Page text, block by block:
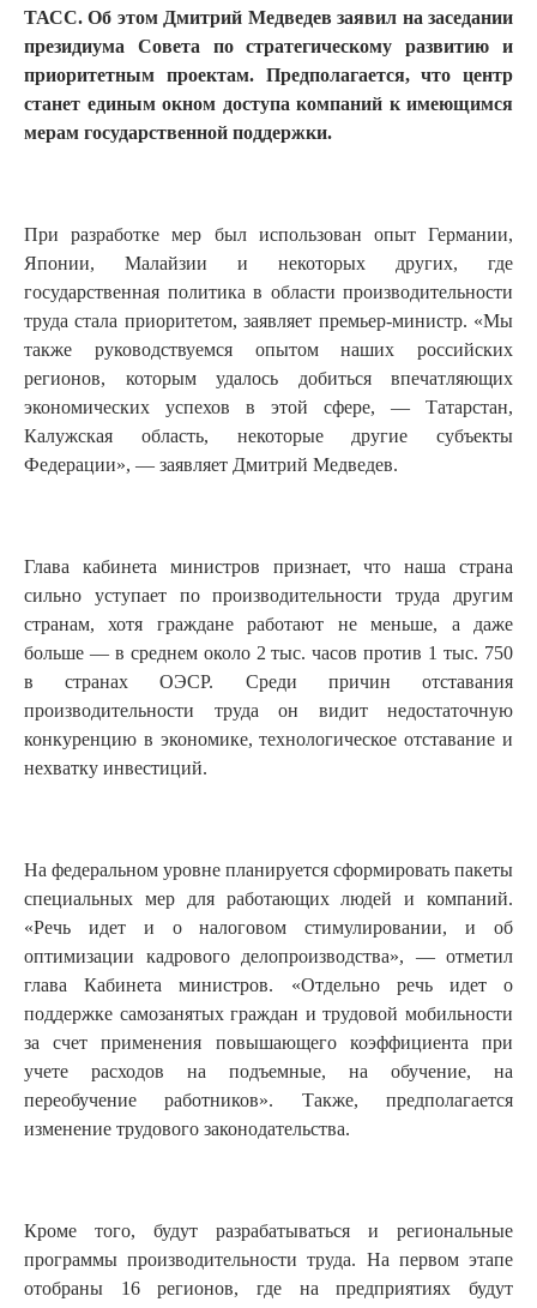
ТАСС. Об этом Дмитрий Медведев заявил на заседании
президиума Совета по стратегическому развитию и
приоритетным проектам. Предполагается, что центр
станет единым окном доступа компаний к имеющимся
мерам государственной поддержки.
При разработке мер был использован опыт Германии,
Японии, Малайзии и некоторых других, где
государственная политика в области производительности
труда стала приоритетом, заявляет премьер-министр. «Мы
также руководствуемся опытом наших российских
регионов, которым удалось добиться впечатляющих
экономических успехов в этой сфере, — Татарстан,
Калужская область, некоторые другие субъекты
Федерации», — заявляет Дмитрий Медведев.
Глава кабинета министров признает, что наша страна
сильно уступает по производительности труда другим
странам, хотя граждане работают не меньше, а даже
больше — в среднем около 2 тыс. часов против 1 тыс. 750
в странах ОЭСР. Среди причин отставания
производительности труда он видит недостаточную
конкуренцию в экономике, технологическое отставание и
нехватку инвестиций.
На федеральном уровне планируется сформировать пакеты
специальных мер для работающих людей и компаний.
«Речь идет и о налоговом стимулировании, и об
оптимизации кадрового делопроизводства», — отметил
глава Кабинета министров. «Отдельно речь идет о
поддержке самозанятых граждан и трудовой мобильности
за счет применения повышающего коэффициента при
учете расходов на подъемные, на обучение, на
переобучение работников». Также, предполагается
изменение трудового законодательства.
Кроме того, будут разрабатываться и региональные
программы производительности труда. На первом этапе
отобраны 16 регионов, где на предприятиях будут